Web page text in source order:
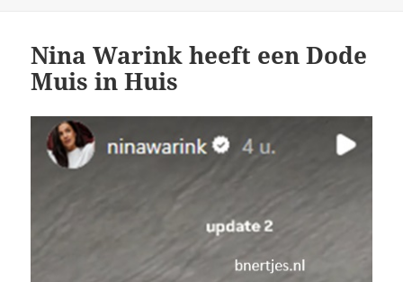
Nina Warink heeft een Dode
Muis in Huis